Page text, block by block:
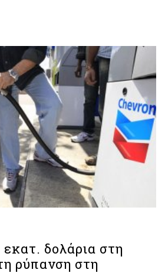
δολάρια στη
ρύπανση στη